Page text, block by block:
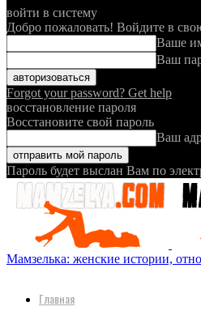
войти в систему
Добро пожаловать! Войдите в
Ваше
Ваш
Forgot your password? Get help
восстановление пароля
Восстановите свой пароль
Ваш
Пароль будет выслан Вам по
Мамзелька: женские истории,
Главная